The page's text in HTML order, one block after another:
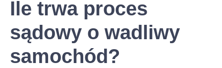
Ile trwa proces
sądowy o wadliwy
samochód?